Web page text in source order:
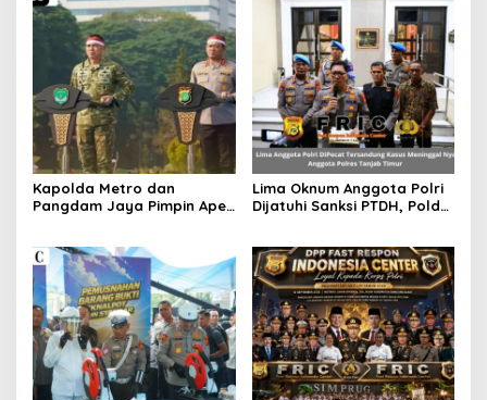
Kapolda Metro dan
Pangdam Jaya Pimpin Apel
Lima Oknum Anggota Polri
Dijatuhi Sanksi PTDH, Polda
Secara Tegas dan
Transparan